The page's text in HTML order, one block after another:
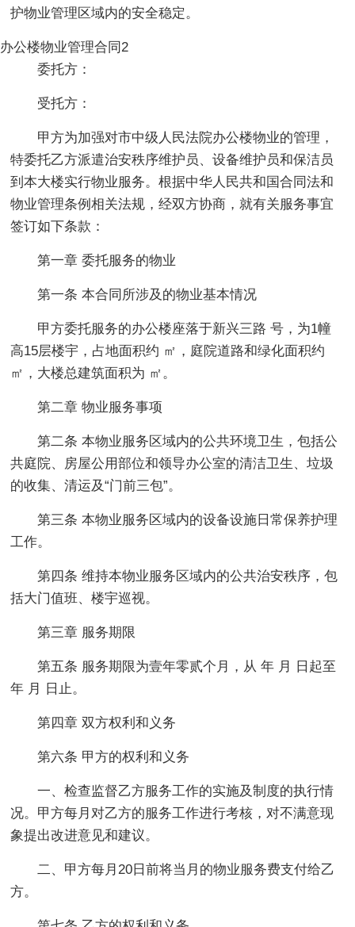
护物业管理区域内的安全稳定。
办公楼物业管理合同2
委托方：
受托方：
甲方为加强对市中级人民法院办公楼物业的管理，
特委托乙方派遣治安秩序维护员、设备维护员和保洁员
到本大楼实行物业服务。根据中华人民共和国合同法和
物业管理条例相关法规，经双方协商，就有关服务事宜
签订如下条款：
第一章 委托服务的物业
第一条 本合同所涉及的物业基本情况
甲方委托服务的办公楼座落于新兴三路 号，为1幢
高15层楼宇，占地面积约 ㎡，庭院道路和绿化面积约
㎡，大楼总建筑面积为 ㎡。
第二章 物业服务事项
第二条 本物业服务区域内的公共环境卫生，包括公
共庭院、房屋公用部位和领导办公室的清洁卫生、垃圾
的收集、清运及“门前三包”。
第三条 本物业服务区域内的设备设施日常保养护理
工作。
第四条 维持本物业服务区域内的公共治安秩序，包
括大门值班、楼宇巡视。
第三章 服务期限
第五条 服务期限为壹年零贰个月，从 年 月 日起至
年 月 日止。
第四章 双方权利和义务
第六条 甲方的权利和义务
一、检查监督乙方服务工作的实施及制度的执行情
况。甲方每月对乙方的服务工作进行考核，对不满意现
象提出改进意见和建议。
二、甲方每月20日前将当月的物业服务费支付给乙
方。